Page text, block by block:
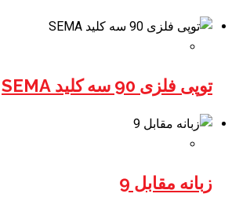
توپی فلزی 90 سه کلید SEMA
زبانه مقابل 9